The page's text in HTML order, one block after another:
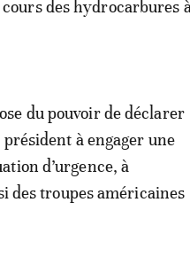
des hydrocarbures à
du pouvoir de déclarer
à engager une
d’urgence, à
des troupes américaines